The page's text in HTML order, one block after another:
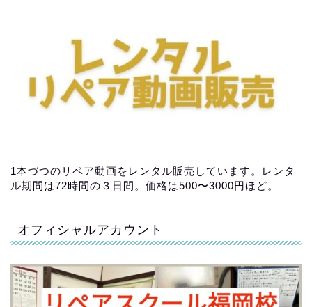
1本づつのリペア動画をレンタル販売しています。レンタ
ル期間は72時間の３日間。価格は500〜3000円ほど。
オフィシャルアカウント